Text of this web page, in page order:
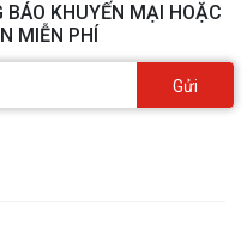
KHUYẾN MẠI HOẶC
MIỄN PHÍ
Gửi